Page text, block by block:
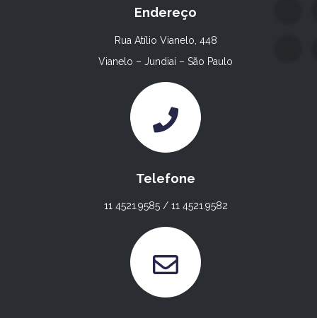
Endereço
Rua Atílio Vianelo, 448
Vianelo – Jundiaí – São Paulo
Telefone
11 4521.9585 / 11 4521.9582